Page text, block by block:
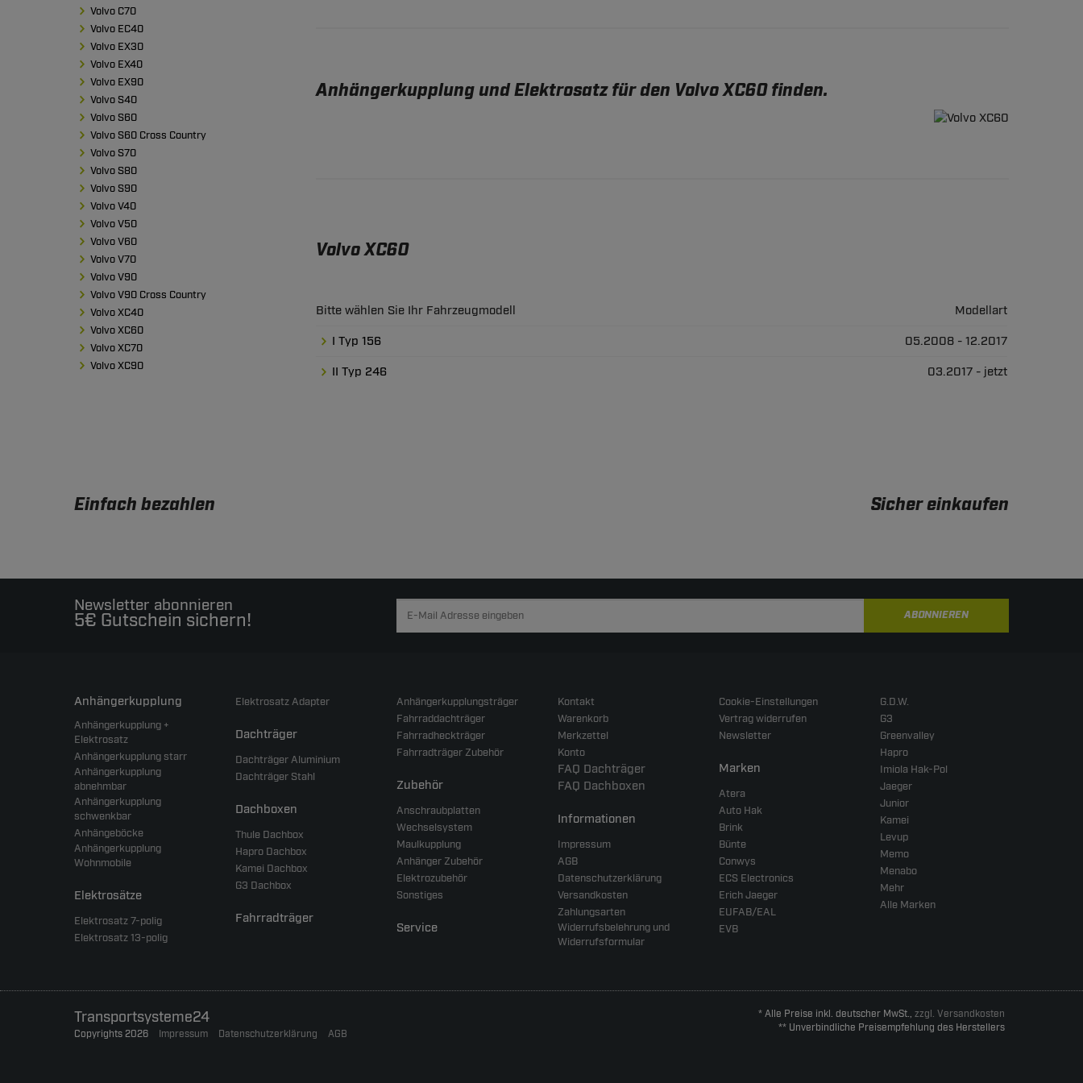
Volvo C70
Volvo EC40
Volvo EX30
Volvo EX40
Volvo EX90
Volvo S40
Volvo S60
Volvo S60 Cross Country
Volvo S70
Volvo S80
Volvo S90
Volvo V40
Volvo V50
Volvo V60
Volvo V70
Volvo V90
Volvo V90 Cross Country
Volvo XC40
Volvo XC60
Volvo XC70
Volvo XC90
Anhängerkupplung und Elektrosatz für den Volvo XC60 finden.
Volvo XC60
Bitte wählen Sie Ihr Fahrzeugmodell
Modellart
I Typ 156
05.2008 - 12.2017
II Typ 246
03.2017 - jetzt
Einfach bezahlen Sicher einkaufen
Newsletter abonnieren
5€ Gutschein sichern! ABONNIEREN
Anhängerkupplung
Anhängerkupplung +
Elektrosatz
Anhängerkupplung starr
Anhängerkupplung
abnehmbar
Anhängerkupplung
schwenkbar
Anhängeböcke
Anhängerkupplung
Wohnmobile
Elektrosätze
Elektrosatz 7-polig
Elektrosatz 13-polig
Elektrosatz Adapter
Dachträger
Dachträger Aluminium
Dachträger Stahl
Dachboxen
Thule Dachbox
Hapro Dachbox
Kamei Dachbox
G3 Dachbox
Fahrradträger
Anhängerkupplungsträger
Fahrraddachträger
Fahrradheckträger
Fahrradträger Zubehör
Zubehör
Anschraubplatten
Wechselsystem
Maulkupplung
Anhänger Zubehör
Elektrozubehör
Sonstiges
Service
Kontakt
Warenkorb
Merkzettel
Konto
FAQ Dachträger
FAQ Dachboxen
Informationen
Impressum
AGB
Datenschutzerklärung
Versandkosten
Zahlungsarten
Widerrufsbelehrung und
Widerrufsformular
Cookie-Einstellungen
Vertrag widerrufen
Newsletter
Marken
Atera
Auto Hak
Brink
Bünte
Conwys
ECS Electronics
Erich Jaeger
EUFAB/EAL
EVB
G.D.W.
G3
Greenvalley
Hapro
Imiola Hak-Pol
Jaeger
Junior
Kamei
Levup
Memo
Menabo
Mehr
Alle Marken
* Alle Preise inkl. deutscher MwSt., zzgl. Versandkosten
** Unverbindliche Preisempfehlung des Herstellers
Transportsysteme24
Copyrights 2026 Impressum Datenschutzerklärung AGB